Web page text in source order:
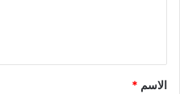
*
الاسم *